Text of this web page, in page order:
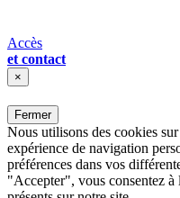
Accès
et contact
×
Fermer
Nous utilisons des cookies
expérience de navigation
préférences dans vos
"Accepter", vous consentez